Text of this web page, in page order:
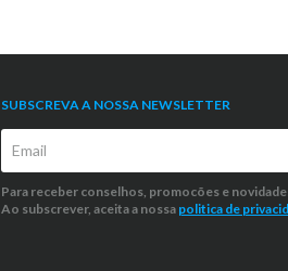
SUBSCREVA A NOSSA NEWSLETTER
Para receber conselhos, promocões e
Ao subscrever, aceita a nossa politica de